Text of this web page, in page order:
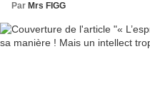
Par Mrs FIGG